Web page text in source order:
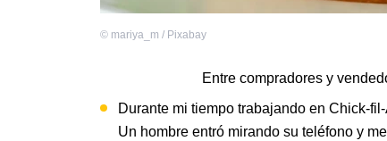
© mariya_m / Pixabay
Entre compradores y
Durante mi tiempo trabajando en Chick-
Un hombre entró mirando su teléfono y